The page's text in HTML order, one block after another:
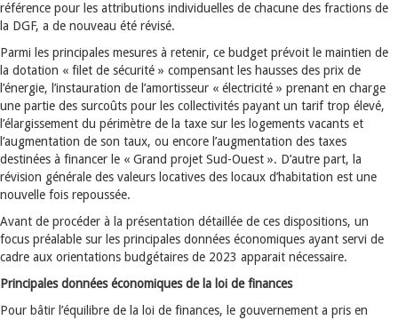
référence pour les attributions individuelles de chacune des fractions de
la DGF, a de nouveau été révisé.
Parmi les principales mesures à retenir, ce budget prévoit le maintien de
la dotation « filet de sécurité » compensant les hausses des prix de
l’énergie, l’instauration de l’amortisseur « électricité » prenant en charge
une partie des surcoûts pour les collectivités payant un tarif trop élevé,
l’élargissement du périmètre de la taxe sur les logements vacants et
l’augmentation de son taux, ou encore l’augmentation des taxes
destinées à financer le « Grand projet Sud-Ouest ». D’autre part, la
révision générale des valeurs locatives des locaux d’habitation est une
nouvelle fois repoussée.
Avant de procéder à la présentation détaillée de ces dispositions, un
focus préalable sur les principales données économiques ayant servi de
cadre aux orientations budgétaires de 2023 apparait nécessaire.
Principales données économiques de la loi de finances
Pour bâtir l’équilibre de la loi de finances, le gouvernement a pris en